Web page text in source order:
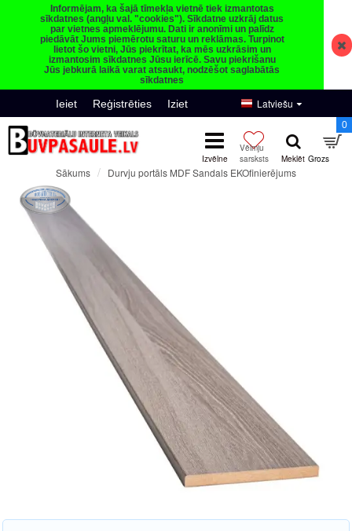
Informējam, ka šajā tīmekļa vietnē tiek izmantotas
sīkdatnes (angļu val. "cookies"). Sīkdatne uzkrāj datus
par vietnes apmeklējumu. Dati ir anonīmi un palīdz
piedāvāt Jums piemērotu saturu un reklāmas. Turpinot
lietot šo vietni, Jūs piekrītat, ka mēs uzkrāsim un
izmantosim sīkdatnes Jūsu ierīcē. Savu piekrišanu
Jūs jebkurā laikā varat atsaukt, nodzēšot saglabātās
sīkdatnes
Ieiet Reģistrēties Iziet Latviešu
0
Sākums Durvju portāls MDF Sandals EKOfinierējums